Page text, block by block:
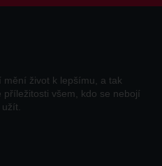
život k lepšímu, a tak
všem, kdo se nebojí